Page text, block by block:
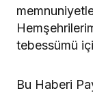
tebessümü
Bu Haberi